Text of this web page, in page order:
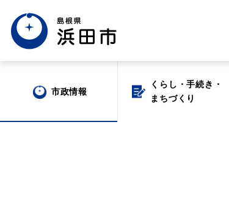
市政情報
くらし・手続き・
まちづくり
市政情報
くらし・手続き・
まちづくり